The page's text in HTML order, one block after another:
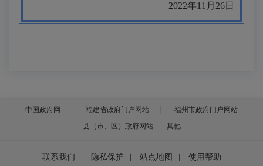
2022年11月26日
中国政府网 福建省政府门户网站
福州市政府门户网站
县（市、区）政府网站
其他
联系我们 隐私保护 站点地图
使用帮助